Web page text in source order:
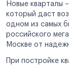
Новые кварталы
который даст
одном из самых
российского
Москве от
При постройке